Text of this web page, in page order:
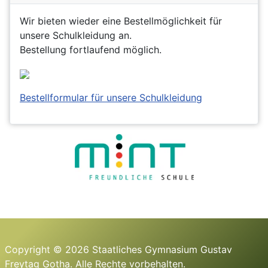
Wir bieten wieder eine Bestellmöglichkeit für
unsere Schulkleidung an.
Bestellung fortlaufend möglich.
Bestellformular für unsere Schulkleidung
Copyright © 2026 Staatliches Gymnasium Gustav
Freytag Gotha. Alle Rechte vorbehalten.